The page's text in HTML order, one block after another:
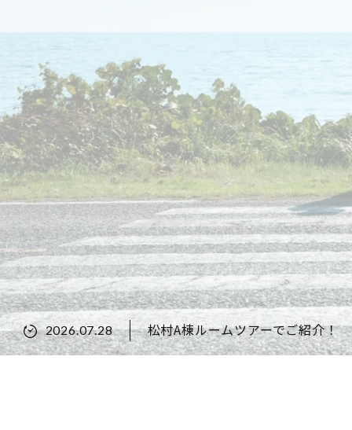
2026.07.28 松村A棟ルームツアーでご紹介！